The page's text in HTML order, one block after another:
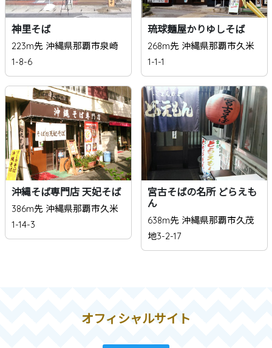
神里そば
223m先 沖縄県那覇市泉崎
1-8-6
琉球麺屋かりゆしそば
268m先 沖縄県那覇市久米
1-1-1
沖縄そば専門店 天妃そば
386m先 沖縄県那覇市久米
1-14-3
宮古そばの名所 どらえも
ん
638m先 沖縄県那覇市久茂
地3-2-17
オフィシャルサイト